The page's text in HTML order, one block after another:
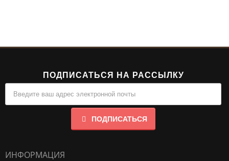
ПОДПИСАТЬСЯ НА РАССЫЛКУ
ПОДПИСАТЬСЯ
ИНФОРМАЦИЯ